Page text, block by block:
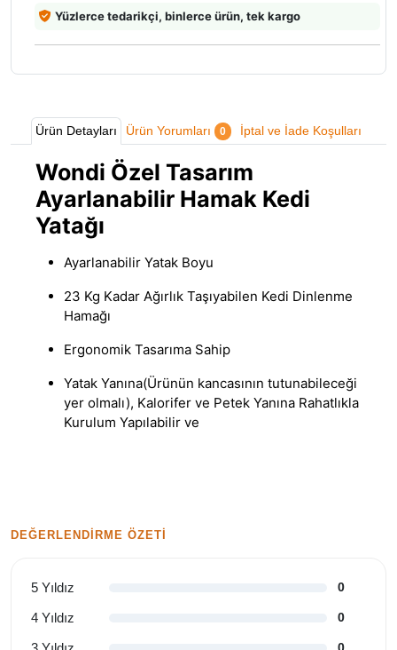
Yüzlerce tedarikçi, binlerce ürün, tek kargo
Ürün Detayları Ürün Yorumları 0 İptal ve İade Koşulları
Wondi Özel Tasarım
Ayarlanabilir Hamak Kedi
Yatağı
Ayarlanabilir Yatak Boyu
23 Kg Kadar Ağırlık Taşıyabilen Kedi Dinlenme
Hamağı
Ergonomik Tasarıma Sahip
Yatak Yanına(Ürünün kancasının tutunabileceği
yer olmalı), Kalorifer ve Petek Yanına Rahatlıkla
Kurulum Yapılabilir ve
DEĞERLENDIRME ÖZETI
5 Yıldız 0
4 Yıldız 0